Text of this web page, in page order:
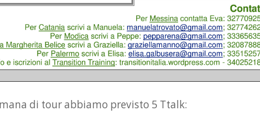
di tour abbiamo previsto 5 Ttalk: